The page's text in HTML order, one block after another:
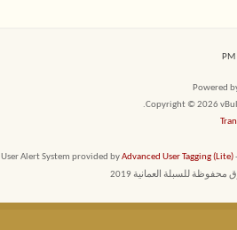
Powered
Copyright © 2026
User Alert System provided byAdvanced User Tagging (Lite)-
للسبلة العمانية 2019